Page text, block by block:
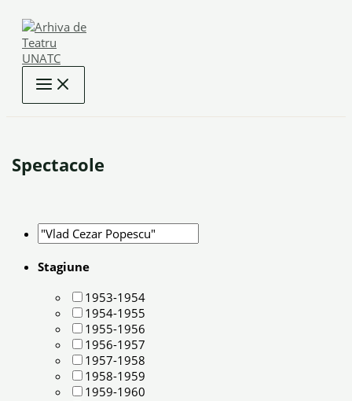
content
Spectacole
Stagiune
1953-1954
1954-1955
1955-1956
1956-1957
1957-1958
1958-1959
1959-1960